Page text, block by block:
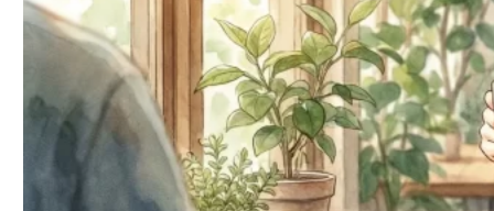
デート内容別のお手当相場表【2026年版】
お手当の金額を左右する3つの要因
食事のみ×週1回の月収モデル
食事のみパパ活のメリット・デメリット
食事だけで長く稼ぎ続けるための3つのコツ